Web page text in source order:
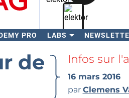
PRO LABS
Rechercher
de
Infos sur
16 mars 2016
par Clemens